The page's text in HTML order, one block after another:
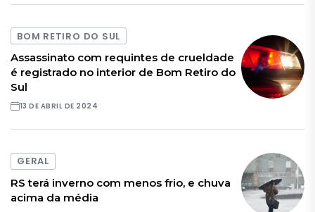
BOM RETIRO DO SUL
Assassinato com requintes de crueldade
é registrado no interior de Bom Retiro do
Sul
13 DE ABRIL DE 2024
GERAL
RS terá inverno com menos frio, e chuva
acima da média